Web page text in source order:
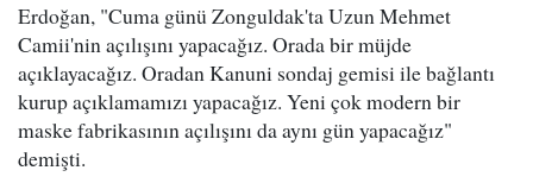
Erdoğan, "Cuma günü Zonguldak'ta Uzun Mehmet
Camii'nin açılışını yapacağız. Orada bir müjde
açıklayacağız. Oradan Kanuni sondaj gemisi ile bağlantı
kurup açıklamamızı yapacağız. Yeni çok modern bir
maske fabrikasının açılışını da aynı gün yapacağız"
demişti.